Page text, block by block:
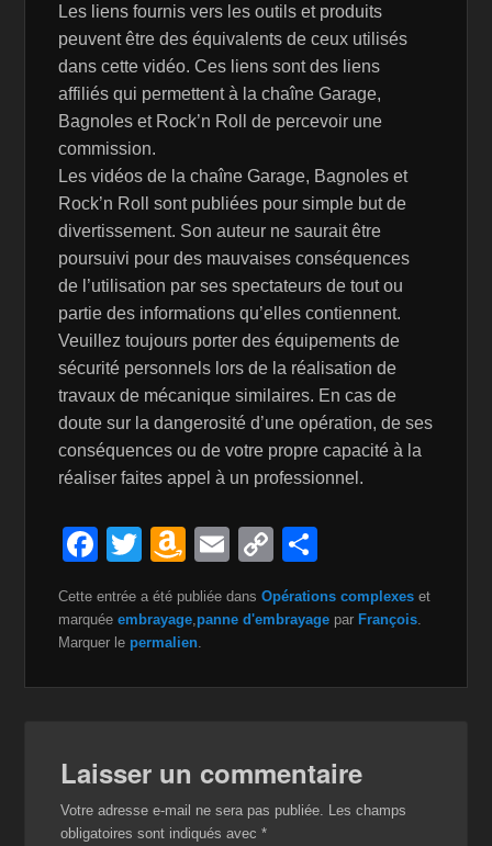
Les liens fournis vers les outils et produits
peuvent être des équivalents de ceux utilisés
dans cette vidéo. Ces liens sont des liens
affiliés qui permettent à la chaîne Garage,
Bagnoles et Rock’n Roll de percevoir une
commission.
Les vidéos de la chaîne Garage, Bagnoles et
Rock’n Roll sont publiées pour simple but de
divertissement. Son auteur ne saurait être
poursuivi pour des mauvaises conséquences
de l’utilisation par ses spectateurs de tout ou
partie des informations qu’elles contiennent.
Veuillez toujours porter des équipements de
sécurité personnels lors de la réalisation de
travaux de mécanique similaires. En cas de
doute sur la dangerosité d’une opération, de ses
conséquences ou de votre propre capacité à la
réaliser faites appel à un professionnel.
F
c
e
b
k
T
tt
er
A
a
z
o
is
h
E
ail
C
o
p
Li
ta
er
Cette entrée a été publiée dansOpérations complexes et
marquéeembrayage panne d'embrayage par François
Marquer le permalien
Laisser un commentaire
Votre adresse e-mail ne sera pas publiée. Les champs
obligatoires sont indiqués avec*